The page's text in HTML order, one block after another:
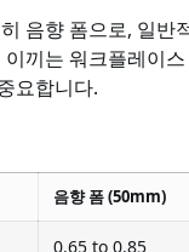
음향 폼으로, 일반
끼는 워크플레이
요합니다.
음향 폼 (50mm)
0.65 to 0.85